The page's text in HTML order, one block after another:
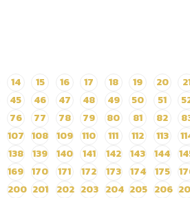
14 15 16 17 18 19 20
45 46 47 48 49 50 51
76 77 78 79 80 81 82
107 108 109 110 111 112 113
138 139 140 141 142 143 144
169 170 171 172 173 174 175
200 201 202 203 204 205 206